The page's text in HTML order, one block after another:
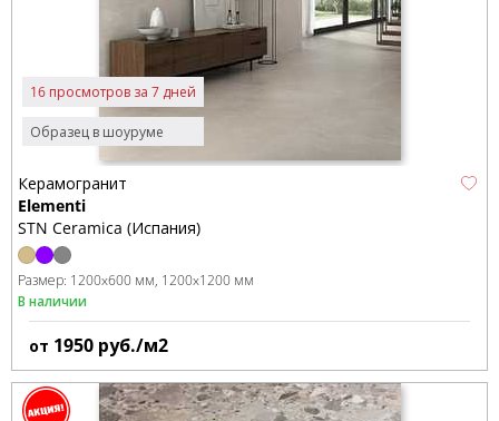
Образец в шоуруме
16 просмотров за 7 дней
Керамогранит
Elementi
STN Ceramica (Испания)
Размер: 1200x600 мм 1200x1200 мм
В наличии
от 1950 руб./м2